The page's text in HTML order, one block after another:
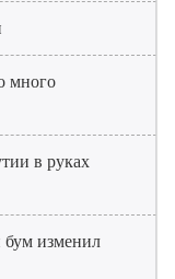
много
в руках
бум изменил